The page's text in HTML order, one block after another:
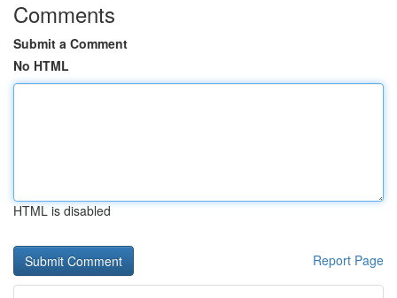
Comments
Submit a Comment
No HTML
HTML is disabled
Report Page